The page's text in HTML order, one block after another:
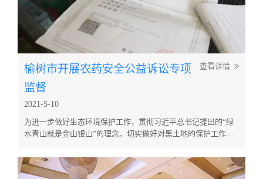
查看详情
榆树市开展农药安全公益诉讼专项
监督
2021-5-10
为进一步做好生态环境保护工作，贯彻习近平总书记提出的“绿
水青山就是金山银山”的理念，切实做好对黑土地的保护工作。
极开展了农药包装废弃物回收处理专项检查监督活动。 2021年4
月22日，我院第四检察部联合榆树市农业农村局对我市辖区内的